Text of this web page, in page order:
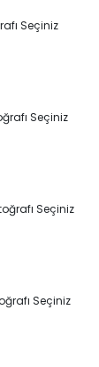
Seçiniz
Seçiniz
Seçiniz
Seçiniz